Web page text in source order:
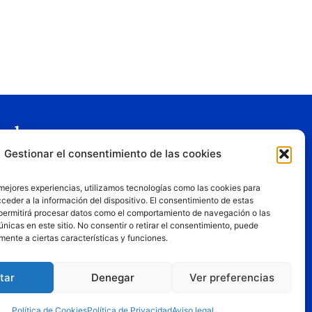
Gestionar el consentimiento de las cookies
experiencias, utilizamos tecnologías como las cookies para
a la información del dispositivo. El consentimiento de estas
procesar datos como el comportamiento de navegación o las
en este sitio. No consentir o retirar el consentimiento, puede
a ciertas características y funciones.
Denegar Ver preferencias
de privacidad
de cookies
de uso
los puntos de vista y las opiniones expresadas son